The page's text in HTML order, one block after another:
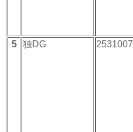
5 独DG 2531007